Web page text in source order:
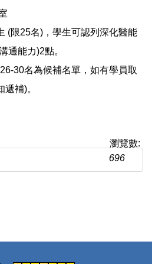
(限25名) ， 學生可認列深化醫能
通能力)2點。
30名為候補名單，如有學員取
補)。
瀏覽數:
696